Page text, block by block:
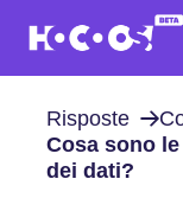
Risposte
Cosa sono
dei dati?